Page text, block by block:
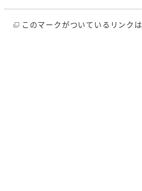
このマークがついているリンク